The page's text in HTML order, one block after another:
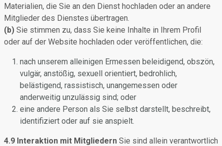
Materialien, die Sie an den Dienst hochladen oder an andere
Mitglieder des Dienstes übertragen.
(b) Sie stimmen zu, dass Sie keine Inhalte in Ihrem Profil
oder auf der Website hochladen oder veröffentlichen, die:
nach unserem alleinigen Ermessen beleidigend, obszön,
vulgär, anstößig, sexuell orientiert, bedrohlich,
belästigend, rassistisch, unangemessen oder
anderweitig unzulässig sind; oder
eine andere Person als Sie selbst darstellt, beschreibt,
identifiziert oder auf sie anspielt.
4.9 Interaktion mit Mitgliedern Sie sind allein verantwortlich